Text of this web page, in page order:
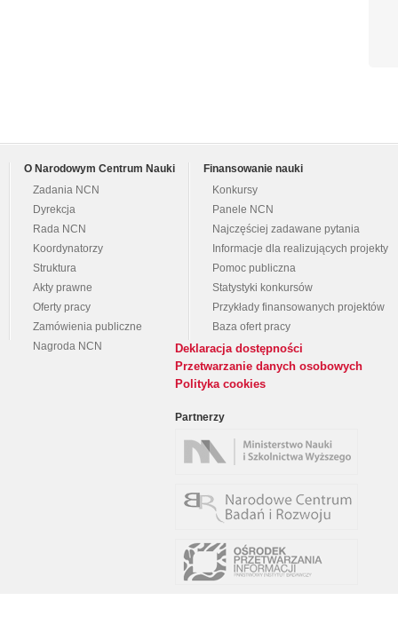
O Narodowym Centrum Nauki
Zadania NCN
Dyrekcja
Rada NCN
Koordynatorzy
Struktura
Akty prawne
Oferty pracy
Zamówienia publiczne
Nagroda NCN
Finansowanie nauki
Konkursy
Panele NCN
Najczęściej zadawane pytania
Informacje dla realizujących projekty
Pomoc publiczna
Statystyki konkursów
Przykłady finansowanych projektów
Baza ofert pracy
Deklaracja dostępności
Przetwarzanie danych osobowych
Polityka cookies
Partnerzy